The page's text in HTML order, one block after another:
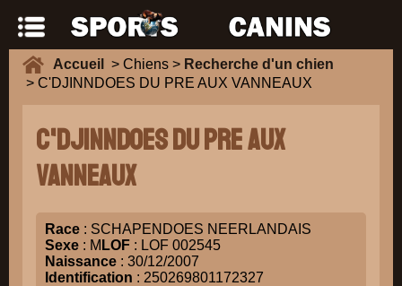
Accueil > Chiens > Recherche d'un chien
> C'DJINNDOES DU PRE AUX VANNEAUX
C'DJINNDOES DU PRE AUX
VANNEAUX
Race : SCHAPENDOES NEERLANDAIS
Sexe : M LOF : LOF 002545
Naissance : 30/12/2007
Identification : 250269801172327